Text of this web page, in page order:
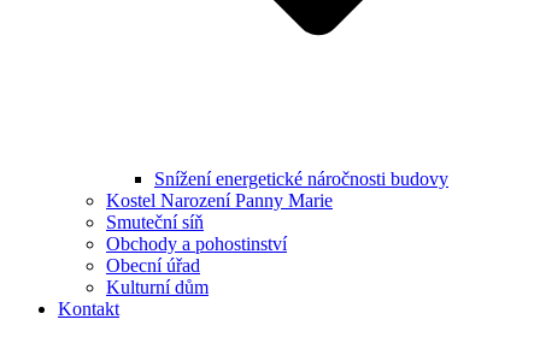
Snížení energetické náročnosti budovy
Kostel Narození Panny Marie
Smuteční síň
Obchody a pohostinství
Obecní úřad
Kulturní dům
Kontakt